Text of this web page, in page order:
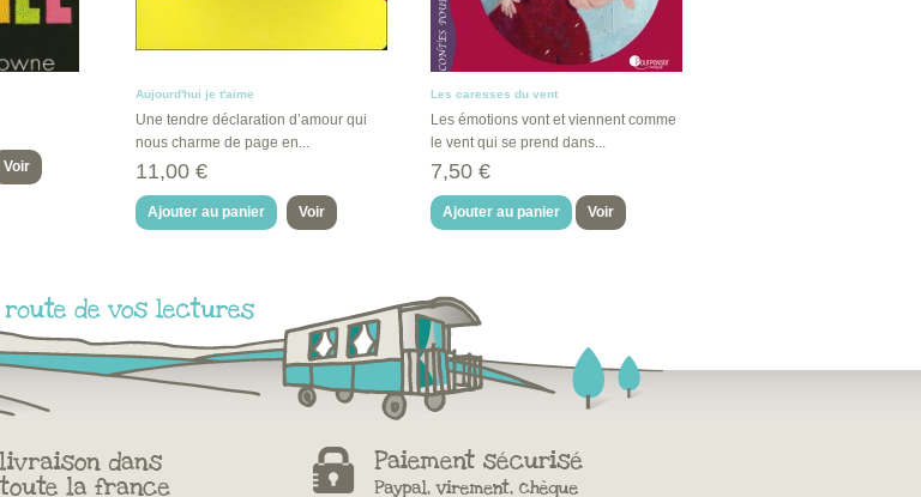
Voir
Aujourd'hui je t'aime
Une tendre déclaration d’amour qui
nous charme de page en...
11,00 €
Ajouter au panier Voir
Les caresses du vent
Les émotions vont et viennent comme
le vent qui se prend dans...
7,50 €
Ajouter au panier Voir